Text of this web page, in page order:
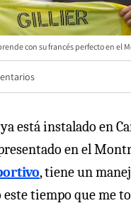
con su francés perfecto en el
ya está instalado en
en el
, tiene un
este tiempo que me